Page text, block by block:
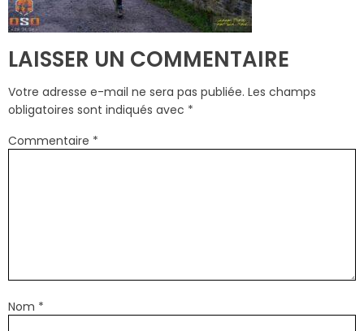
LAISSER UN COMMENTAIRE
Votre adresse e-mail ne sera pas publiée. Les champs
obligatoires sont indiqués avec *
Commentaire *
Nom *